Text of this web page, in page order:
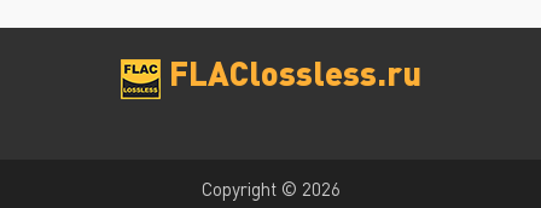
FLAClossless.ru
Copyright © 2026